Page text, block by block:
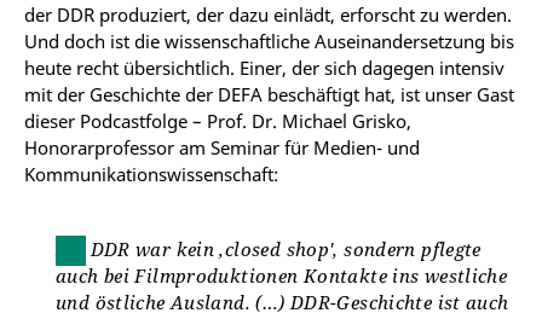
der DDR produziert, der dazu einlädt, erforscht zu werden.
Und doch ist die wissenschaftliche Auseinandersetzung bis
heute recht übersichtlich. Einer, der sich dagegen intensiv
mit der Geschichte der DEFA beschäftigt hat, ist unser Gast
dieser Podcastfolge – Prof. Dr. Michael Grisko,
Honorarprofessor am Seminar für Medien- und
Kommunikationswissenschaft:
Die DDR war kein ‚closed shop', sondern pflegte
auch bei Filmproduktionen Kontakte ins westliche
und östliche Ausland. (…) DDR-Geschichte ist auch